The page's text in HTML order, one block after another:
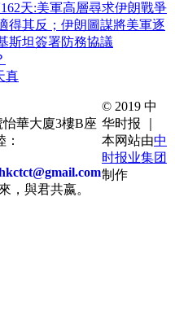
天:美軍高層尋求伊朗戰爭
得其反；伊朗圖謀將美軍逐
斯坦簽署防務協議
真
華大廈3樓B座
，與君共嬴。
© 2019 中
华时报 ｜
本网站由中
时报业集团
制作